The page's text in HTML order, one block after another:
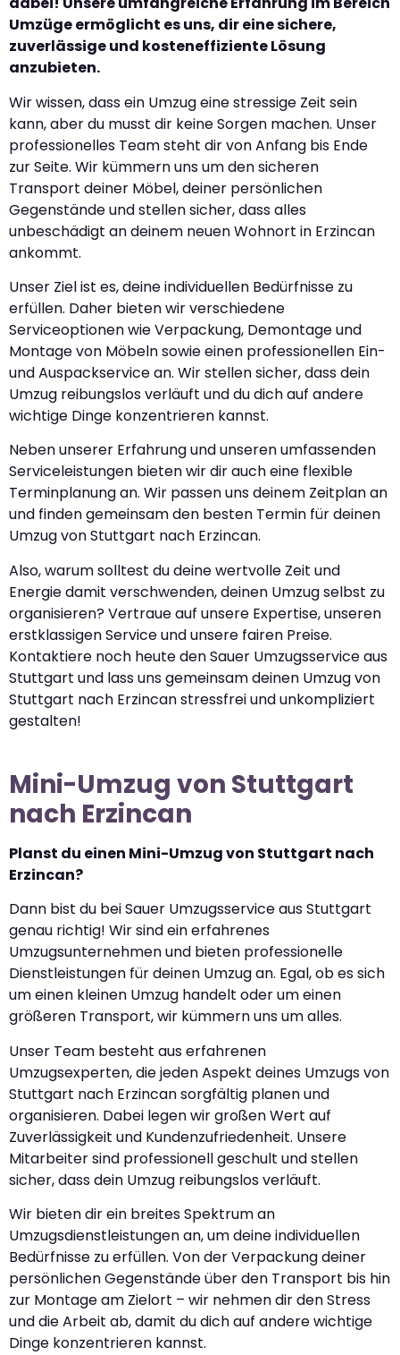
Umzüge ermöglicht es uns, dir eine sichere,
zuverlässige und kosteneffiziente Lösung
anzubieten.
Wir wissen, dass ein Umzug eine stressige Zeit sein
kann, aber du musst dir keine Sorgen machen. Unser
professionelles Team steht dir von Anfang bis Ende
zur Seite. Wir kümmern uns um den sicheren
Transport deiner Möbel, deiner persönlichen
Gegenstände und stellen sicher, dass alles
unbeschädigt an deinem neuen Wohnort in Erzincan
ankommt.
Unser Ziel ist es, deine individuellen Bedürfnisse zu
erfüllen. Daher bieten wir verschiedene
Serviceoptionen wie Verpackung, Demontage und
Montage von Möbeln sowie einen professionellen Ein-
und Auspackservice an. Wir stellen sicher, dass dein
Umzug reibungslos verläuft und du dich auf andere
wichtige Dinge konzentrieren kannst.
Neben unserer Erfahrung und unseren umfassenden
Serviceleistungen bieten wir dir auch eine flexible
Terminplanung an. Wir passen uns deinem Zeitplan an
und finden gemeinsam den besten Termin für deinen
Umzug von Stuttgart nach Erzincan.
Also, warum solltest du deine wertvolle Zeit und
Energie damit verschwenden, deinen Umzug selbst zu
organisieren? Vertraue auf unsere Expertise, unseren
erstklassigen Service und unsere fairen Preise.
Kontaktiere noch heute den Sauer Umzugsservice aus
Stuttgart und lass uns gemeinsam deinen Umzug von
Stuttgart nach Erzincan stressfrei und unkompliziert
gestalten!
Mini-Umzug von Stuttgart
nach Erzincan
Planst du einen Mini-Umzug von Stuttgart nach
Erzincan?
Dann bist du bei Sauer Umzugsservice aus Stuttgart
genau richtig! Wir sind ein erfahrenes
Umzugsunternehmen und bieten professionelle
Dienstleistungen für deinen Umzug an. Egal, ob es sich
um einen kleinen Umzug handelt oder um einen
größeren Transport, wir kümmern uns um alles.
Unser Team besteht aus erfahrenen
Umzugsexperten, die jeden Aspekt deines Umzugs von
Stuttgart nach Erzincan sorgfältig planen und
organisieren. Dabei legen wir großen Wert auf
Zuverlässigkeit und Kundenzufriedenheit. Unsere
Mitarbeiter sind professionell geschult und stellen
sicher, dass dein Umzug reibungslos verläuft.
Wir bieten dir ein breites Spektrum an
Umzugsdienstleistungen an, um deine individuellen
Bedürfnisse zu erfüllen. Von der Verpackung deiner
persönlichen Gegenstände über den Transport bis hin
zur Montage am Zielort – wir nehmen dir den Stress
und die Arbeit ab, damit du dich auf andere wichtige
Dinge konzentrieren kannst.